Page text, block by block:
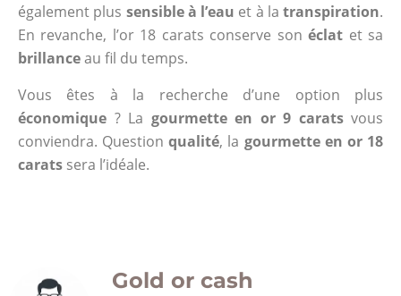
également plus sensible à l’eau et à la transpiration.
En revanche, l’or 18 carats conserve sonéclat et sa
brillanceau fil du temps.
Vous êtes à la recherche d’une option plus
économique ? La gourmette en or 9 caratsvous
conviendra. Questionqualité, la gourmette en or 18
carats sera l’idéale.
Gold or cash